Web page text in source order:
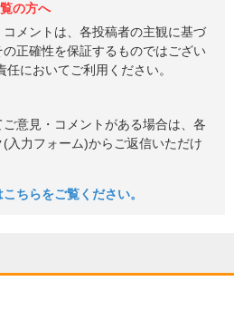
の方へ
メントは、各投稿者の主観に基づ
正確性を保証するものではござい
においてご利用ください。
意見・コメントがある場合は、各
入力フォーム)からご返信いただけ
ちらをご覧ください。